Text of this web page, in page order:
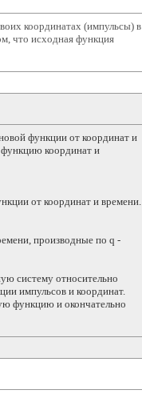
координатах (импульсы) в
что исходная функция
функции от координат и
функцию координат и
от координат и времени.
производные по q -
систему относительно
импульсов и координат.
функцию и окончательно